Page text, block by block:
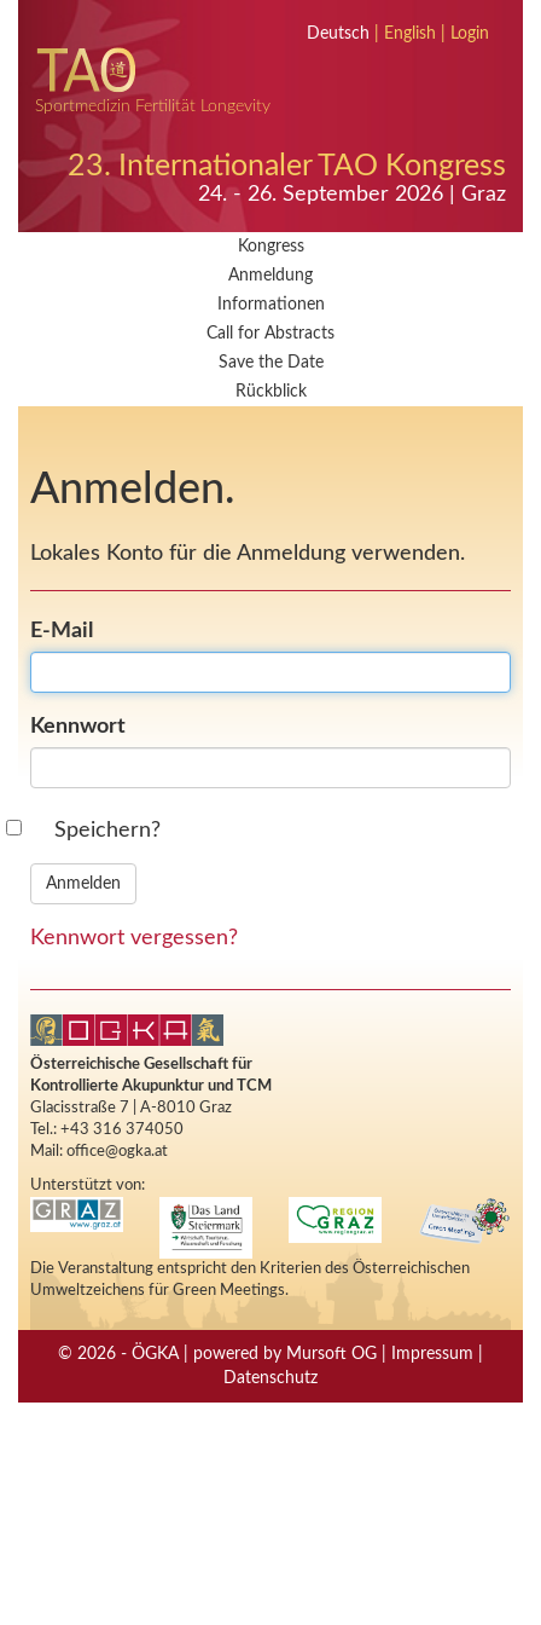
Deutsch English Login
Sportmedizin Fertilität Longevity
23. Internationaler TAO Kongress
24. - 26. September 2026 | Graz
Kongress
Anmeldung
Informationen
Call for Abstracts
Save the Date
Rückblick
Anmelden.
Lokales Konto für die Anmeldung verwenden.
E-Mail
Kennwort
Speichern?
Kennwort vergessen?
Österreichische Gesellschaft für
Kontrollierte Akupunktur und TCM
Glacisstraße 7 | A-8010 Graz
Tel.: +43 316 374050
Mail: office@ogka.at
Unterstützt von:
Die Veranstaltung entspricht den Kriterien des Österreichischen
Umweltzeichens für Green Meetings.
© 2026 - ÖGKA | powered by Mursoft OG | Impressum |
Datenschutz